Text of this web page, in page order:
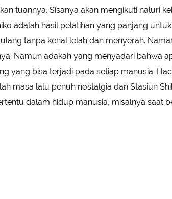
tuannya. Sisanya akan mengikuti naluri
adalah hasil pelatihan yang panjang
tanpa kenal lelah dan menyerah.
Namun adakah yang menyadari bahwa
yang bisa terjadi pada setiap manusia.
masa lalu penuh nostalgia dan Stasiun
dalam hidup manusia, misalnya saat